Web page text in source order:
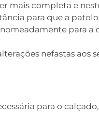
mais completa e
para que a
para a
nefastas aos
para o calçado,